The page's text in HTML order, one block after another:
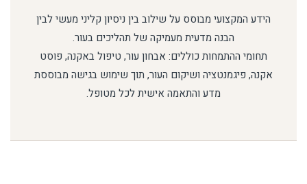
הידע המקצועי מבוסס על שילוב בין ניסיון קליני מעשי לבין
הבנה מדעית מעמיקה של תהליכים בעור.
תחומי ההתמחות כוללים: אבחון עור, טיפול באקנה, פוסט
אקנה, פיגמנטציה ושיקום העור, תוך שימוש בגישה מבוססת
מדע והתאמה אישית לכל מטופל.